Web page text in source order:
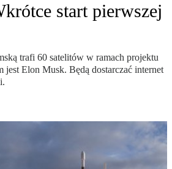
start pierwszej
trafi 60 satelitów w ramach projektu
jest Elon Musk. Będą dostarczać internet